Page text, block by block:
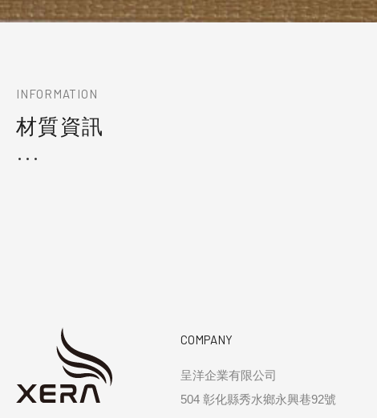
INFORMATION
材質資訊
COMPANY
呈洋企業有限公司
504 彰化縣秀水鄉永興巷92號